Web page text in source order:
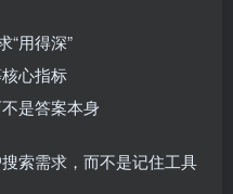
“用得深”
心指标
是答案本身
索需求，而不是记住工具